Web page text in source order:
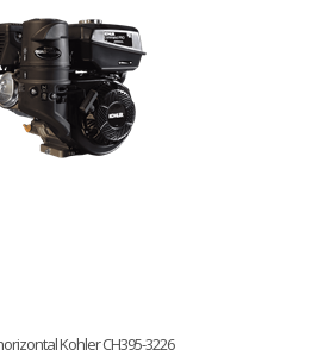
Kohler CH395-3226